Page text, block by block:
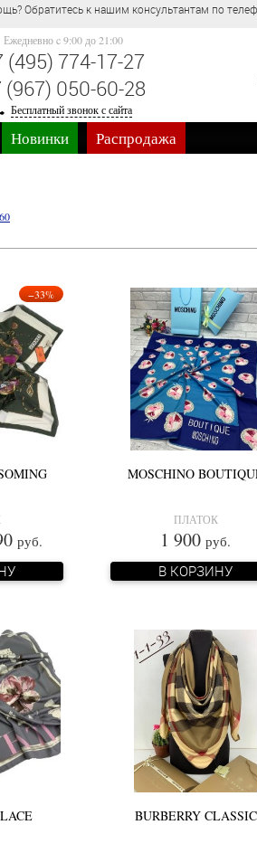
Обратитесь к нашим консультантам по
Ежедневно c 9:00 до 21:00
(495) 774-17-27
(967) 050-60-28
Бесплатный звонок с сайта
Новинки Распродажа
60
−33%
руб.
MOSCHINO
ПЛАТОК
1 900 руб.
В КОРЗИНУ
BURBERRY CLASSIC